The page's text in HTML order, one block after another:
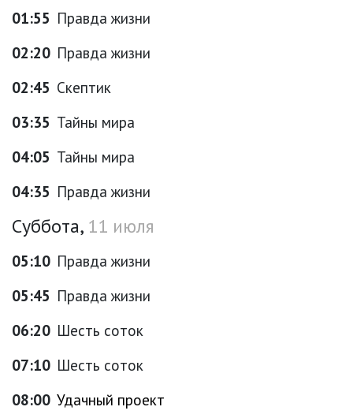
01:55 Правда жизни
02:20 Правда жизни
02:45 Скептик
03:35 Тайны мира
04:05 Тайны мира
04:35 Правда жизни
Суббота, 11 июля
05:10 Правда жизни
05:45 Правда жизни
06:20 Шесть соток
07:10 Шесть соток
08:00 Удачный проект